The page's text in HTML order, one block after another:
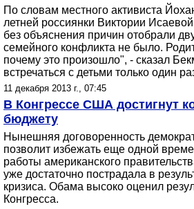
По словам местного активиста
летней россиянки Виктории
без объяснения причин отобрали
семейного конфликта не было.
почему это произошло", - сказал
встречаться с детьми только один
11 декабря 2013 г., 07:45
В Конгрессе США достигнут
бюджету
Нынешняя договоренность
позволит избежать еще одной
работы американского
уже достаточно пострадала в
кризиса. Обама высоко оценил
Конгресса.